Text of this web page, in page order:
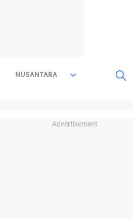
NUSANTARA
Advertisement